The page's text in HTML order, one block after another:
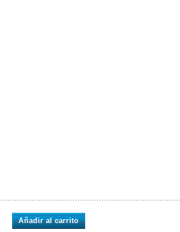
Añadir al carrito